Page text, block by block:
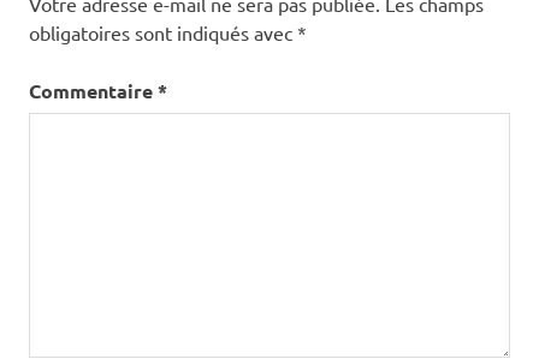
obligatoires sont indiqués avec *
Commentaire*